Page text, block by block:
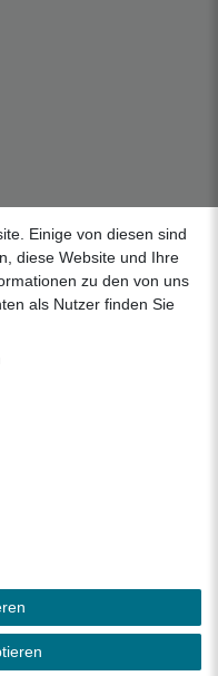
sich auf die Verkäufe
innerhalb
ohne Inseln.
Einige von diesen sind
diese Website und Ihre
zu den von uns
als Nutzer finden Sie